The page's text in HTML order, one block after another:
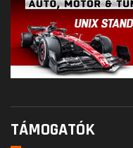
TÁMOGATÓK